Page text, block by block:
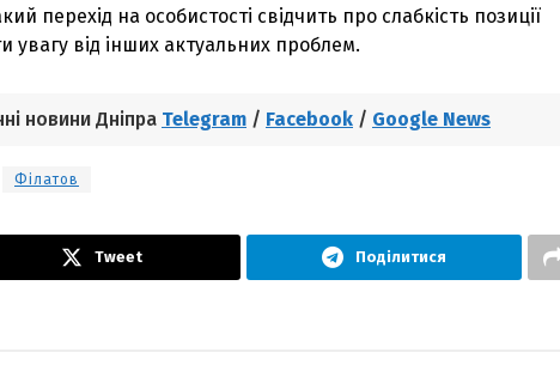
перехід на особистості свідчить про слабкість позиції
увагу від інших актуальних проблем.
новини Дніпра Telegram / Facebook / Google News
Філатов
Tweet Поділитися